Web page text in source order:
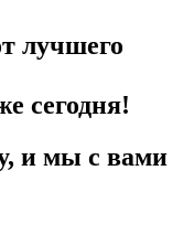
лучшего
сегодня!
и мы с вами